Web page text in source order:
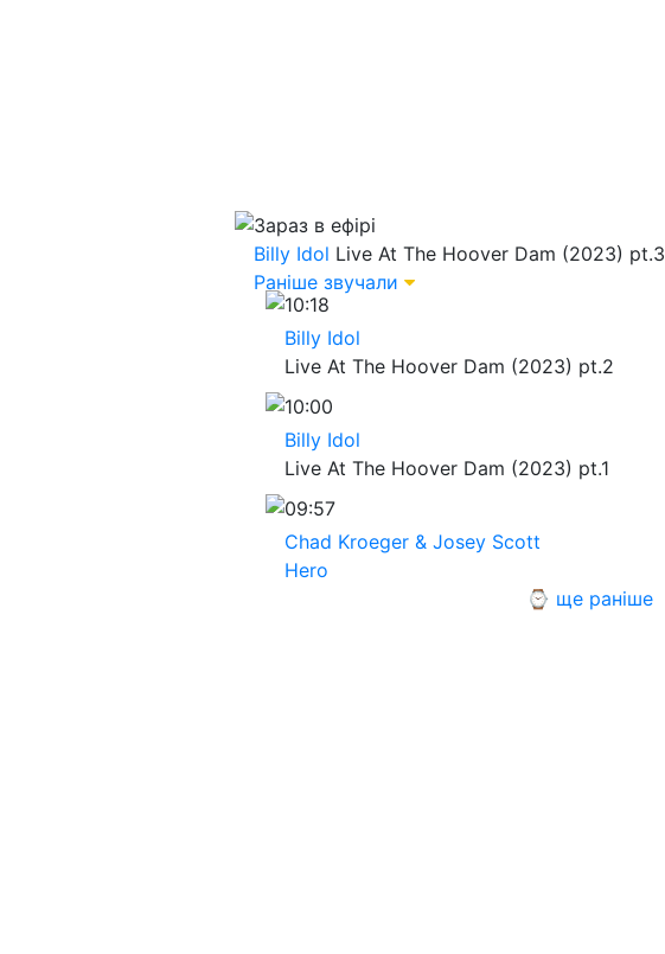
Зараз в ефірі
Billy Idol Live At The Hoover Dam (2023) pt.3
Раніше звучали
10:18
Billy Idol
Live At The Hoover Dam (2023) pt.2
10:00
Billy Idol
Live At The Hoover Dam (2023) pt.1
09:57
Chad Kroeger & Josey Scott
Hero
⌚ ще раніше